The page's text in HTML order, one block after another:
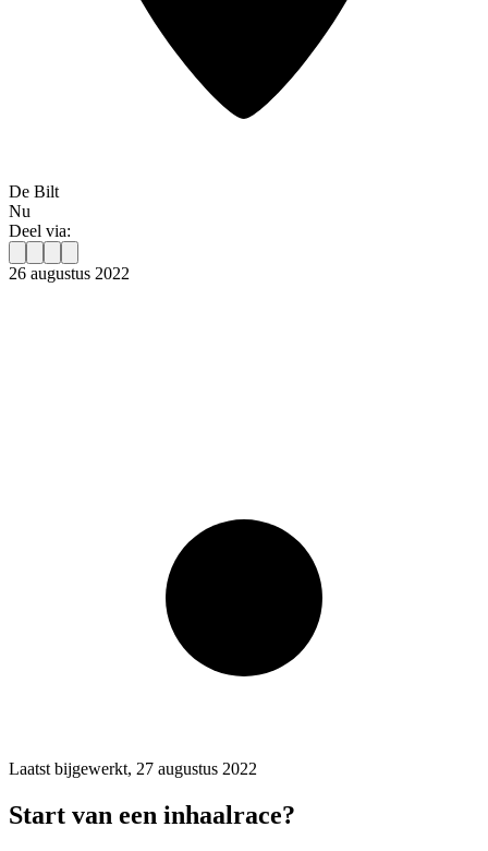
De Bilt
Nu
Deel via:
26 augustus 2022
Laatst bijgewerkt, 27 augustus 2022
Start van een inhaalrace?